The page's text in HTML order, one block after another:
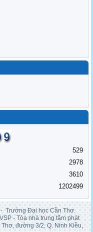
học, cao đẳng, trung cấp
TH K5, THCS K5, THPT
529
2978
3610
1202499
Trường Đại học Cần Thơ.
- Tòa nhà trung tâm phát
đường 3/2, Q. Ninh Kiều,